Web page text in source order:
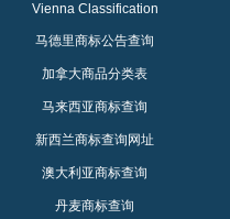
Vienna Classification
马德里商标公告查询
加拿大商品分类表
马来西亚商标查询
新西兰商标查询网址
澳大利亚商标查询
丹麦商标查询